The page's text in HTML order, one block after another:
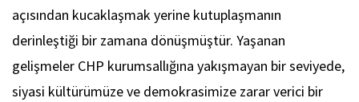
açısından kucaklaşmak yerine kutuplaşmanın
derinleştiği bir zamana dönüşmüştür. Yaşanan
gelişmeler CHP kurumsallığına yakışmayan bir seviyede,
siyasi kültürümüze ve demokrasimize zarar verici bir